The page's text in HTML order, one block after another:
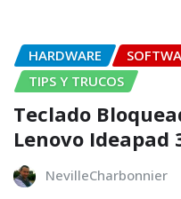
HARDWARE
TIPS Y TRUCOS
Teclado
Lenovo Ideapad
NevilleCharbonnier